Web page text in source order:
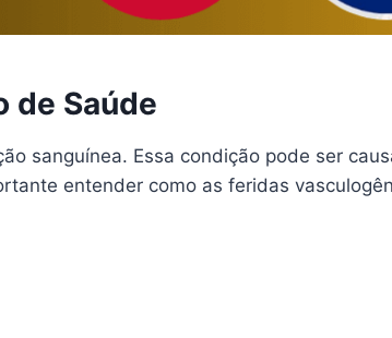
de Saúde
sanguínea. Essa condição pode ser
entender como as feridas